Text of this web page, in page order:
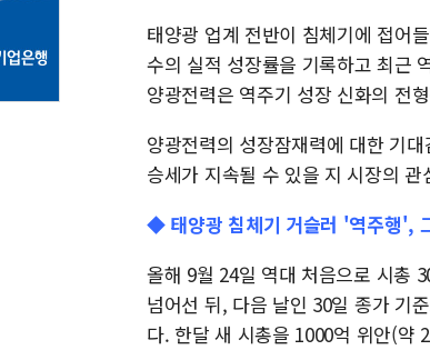
태양광 업계 전반이 침체기에 접어
수의 실적 성장률을 기록하고 최근
양광전력은 역주기 성장 신화의 전
양광전력의 성장잠재력에 대한 기
승세가 지속될 수 있을 지 시장의
◆ 태양광 침체기 거슬러 '역주행',
올해 9월 24일 역대 처음으로 시총
넘어선 뒤, 다음 날인 30일 종가 기
다. 한달 새 시총을 1000억 위안(약